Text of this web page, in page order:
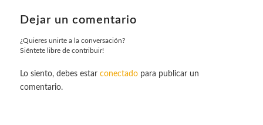
Dejar un comentario
¿Quieres unirte a la conversación?
Siéntete libre de contribuir!
Lo siento, debes estar conectadopara publicar un
comentario.